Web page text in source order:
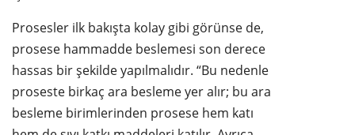
Prosesler ilk bakışta kolay gibi görünse de,
prosese hammadde beslemesi son derece
hassas bir şekilde yapılmalıdır. “Bu nedenle
proseste birkaç ara besleme yer alır; bu ara
besleme birimlerinden prosese hem katı